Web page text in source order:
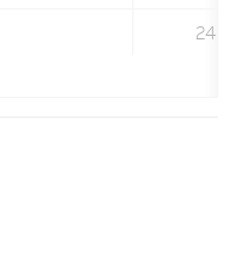
24